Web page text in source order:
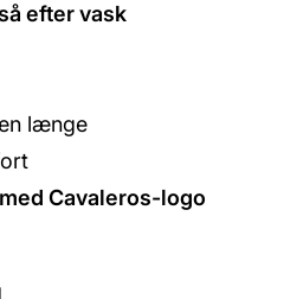
efter vask
længe
Cavaleros-logo